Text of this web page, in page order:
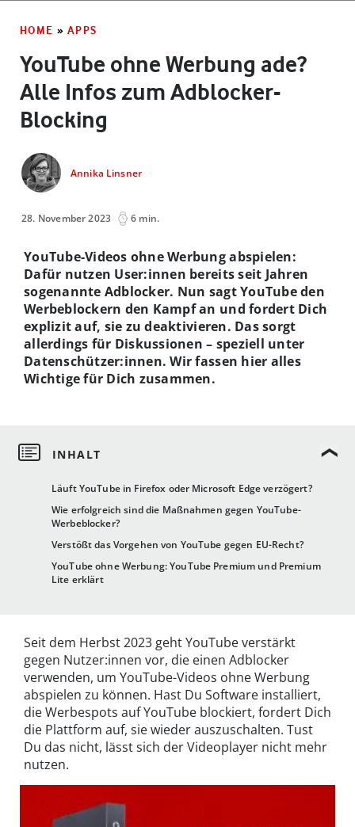
HOME » APPS
YouTube ohne Werbung ade?
Alle Infos zum Adblocker-
Blocking
Annika Linsner
28. November 2023 6 min.
Läuft YouTube in Firefox oder Microsoft Edge verzögert?
Wie erfolgreich sind die Maßnahmen gegen YouTube-
Werbeblocker?
Verstößt das Vorgehen von YouTube gegen EU-Recht?
YouTube ohne Werbung: YouTube Premium und Premium
Lite erklärt
YouTube-Videos ohne Werbung abspielen:
Dafür nutzen User:innen bereits seit Jahren
sogenannte Adblocker. Nun sagt YouTube den
Werbeblockern den Kampf an und fordert Dich
explizit auf, sie zu deaktivieren. Das sorgt
allerdings für Diskussionen – speziell unter
Datenschützer:innen. Wir fassen hier alles
Wichtige für Dich zusammen.
Seit dem Herbst 2023 geht YouTube verstärkt
gegen Nutzer:innen vor, die einen Adblocker
verwenden, um YouTube-Videos ohne Werbung
abspielen zu können. Hast Du Software installiert,
die Werbespots auf YouTube blockiert, fordert Dich
die Plattform auf, sie wieder auszuschalten. Tust
Du das nicht, lässt sich der Videoplayer nicht mehr
nutzen.